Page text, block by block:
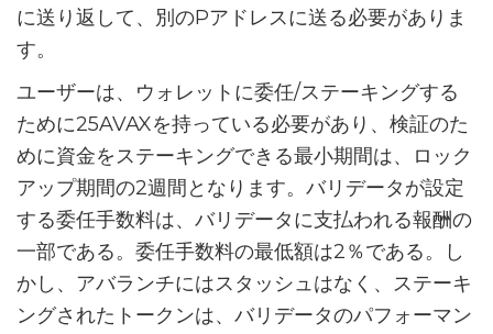
に送り返して、別のPアドレスに送る必要がありま
す。
ユーザーは、ウォレットに委任/ステーキングする
ために25AVAXを持っている必要があり、検証のた
めに資金をステーキングできる最小期間は、ロック
アップ期間の2週間となります。バリデータが設定
する委任手数料は、バリデータに支払われる報酬の
一部である。委任手数料の最低額は2％である。し
かし、アバランチにはスタッシュはなく、ステーキ
ングされたトークンは、バリデータのパフォーマン